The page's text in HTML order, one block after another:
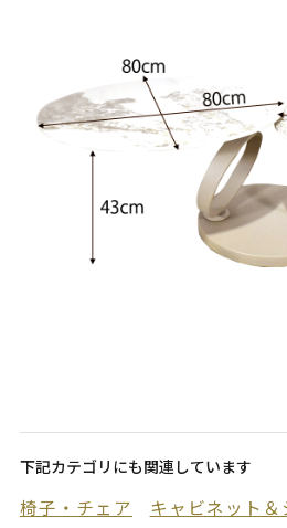
下記カテゴリにも関連しています
椅子・チェア キャビネット＆